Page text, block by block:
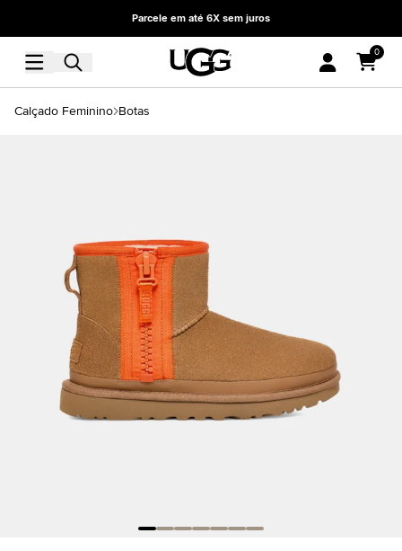
Parcele em até 6X sem juros
0
Calçado Feminino Botas